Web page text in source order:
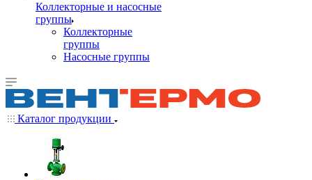
Коллекторные и насосные
группы
Коллекторные
группы
Насосные группы
Каталог продукции